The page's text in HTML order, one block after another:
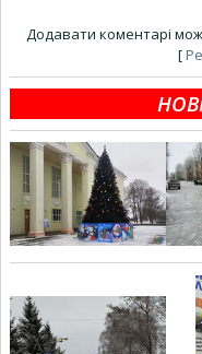
Додавати коментарі
[